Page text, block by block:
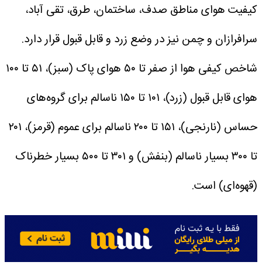
کیفیت هوای مناطق صدف، ساختمان، طرق، تقی آباد،
سرافرازان و چمن نیز در وضع زرد و قابل قبول قرار دارد.
شاخص کیفی هوا از صفر تا ۵۰ هوای پاک (سبز)، ۵۱ تا ۱۰۰
هوای قابل قبول (زرد)، ۱۰۱ تا ۱۵۰ ناسالم برای گروه‌های
حساس (نارنجی)، ۱۵۱ تا ۲۰۰ ناسالم برای عموم (قرمز)، ۲۰۱
تا ۳۰۰ بسیار ناسالم (بنفش) و ۳۰۱ تا ۵۰۰ بسیار خطرناک
(قهوه‌ای) است.